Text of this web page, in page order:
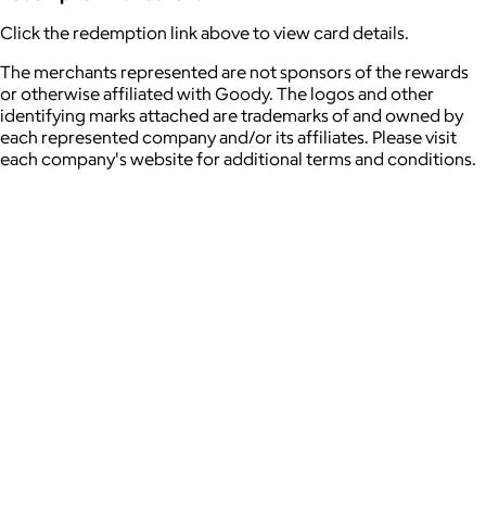
Click the redemption link above to view card details.
The merchants represented are not sponsors of the rewards
or otherwise affiliated with Goody. The logos and other
identifying marks attached are trademarks of and owned by
each represented company and/or its affiliates. Please visit
each company's website for additional terms and conditions.